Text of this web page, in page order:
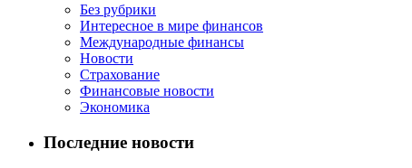
Без рубрики
Интересное в мире финансов
Международные финансы
Новости
Страхование
Финансовые новости
Экономика
Последние новости